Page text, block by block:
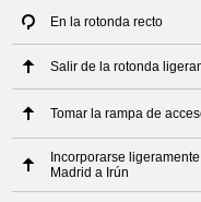
En la rotonda recto
Salir de la rotonda
Tomar la rampa de
Incorporarse
Madrid a Irún